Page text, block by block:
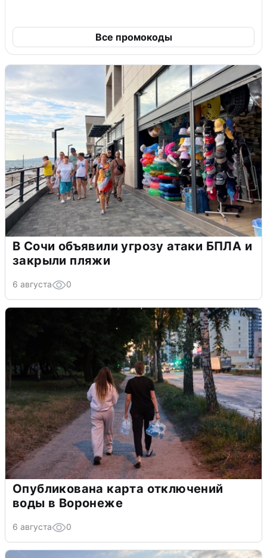
Все промокоды
В Сочи объявили угрозу атаки БПЛА и
закрыли пляжи
6 августа 0
Опубликована карта отключений
воды в Воронеже
6 августа 0